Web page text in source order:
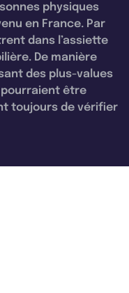
physiques
en France. Par
dans l’assiette
De manière
des plus-values
être
toujours de vérifier